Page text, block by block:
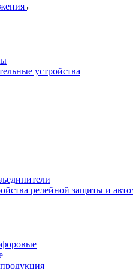
устройства
релейной защиты и